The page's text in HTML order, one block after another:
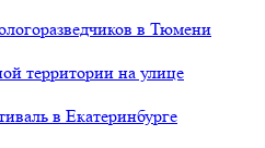
в Тюмени
территории на улице
в Екатеринбурге